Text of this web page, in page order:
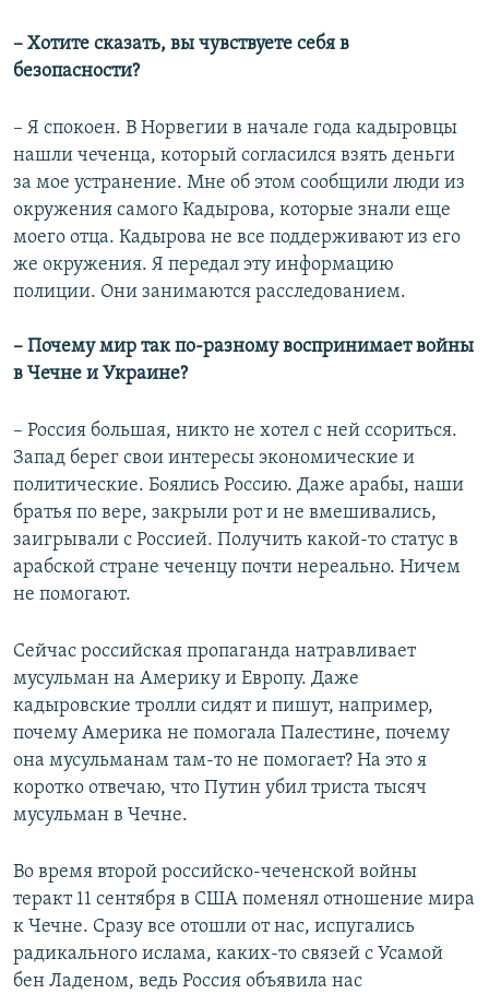
– Хотите сказать, вы чувствуете себя в
безопасности?
– Я спокоен. В Норвегии в начале года кадыровцы
нашли чеченца, который согласился взять деньги
за мое устранение. Мне об этом сообщили люди из
окружения самого Кадырова, которые знали еще
моего отца. Кадырова не все поддерживают из его
же окружения. Я передал эту информацию
полиции. Они занимаются расследованием.
– Почему мир так по-разному воспринимает войны
в Чечне и Украине?
– Россия большая, никто не хотел с ней ссориться.
Запад берег свои интересы экономические и
политические. Боялись Россию. Даже арабы, наши
братья по вере, закрыли рот и не вмешивались,
заигрывали с Россией. Получить какой-то статус в
арабской стране чеченцу почти нереально. Ничем
не помогают.
Сейчас российская пропаганда натравливает
мусульман на Америку и Европу. Даже
кадыровские тролли сидят и пишут, например,
почему Америка не помогала Палестине, почему
она мусульманам там-то не помогает? На это я
коротко отвечаю, что Путин убил триста тысяч
мусульман в Чечне.
Во время второй российско-чеченской войны
теракт 11 сентября в США поменял отношение мира
к Чечне. Сразу все отошли от нас, испугались
радикального ислама, каких-то связей с Усамой
бен Ладеном, ведь Россия объявила нас